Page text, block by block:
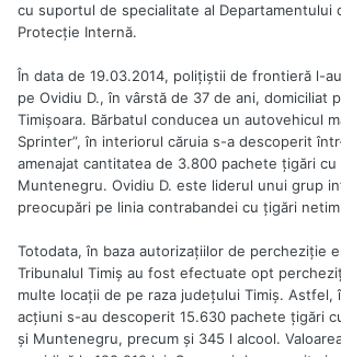
cu suportul de specialitate al Departamentului
Protecţie Internă.
În data de 19.03.2014, poliţiştii de frontieră l-
pe Ovidiu D., în vârstă de 37 de ani, domiciliat
Timişoara. Bărbatul conducea un autovehicul
Sprinter”, în interiorul căruia s-a descoperit
amenajat cantitatea de 3.800 pachete ţigări cu
Muntenegru. Ovidiu D. este liderul unui grup
preocupări pe linia contrabandei cu ţigări
Totodata, în baza autorizaţiilor de percheziţie
Tribunalul Timiş au fost efectuate opt
multe locaţii de pe raza judeţului Timiş. Astfel,
acţiuni s-au descoperit 15.630 pachete ţigări
şi Muntenegru, precum şi 345 l alcool.